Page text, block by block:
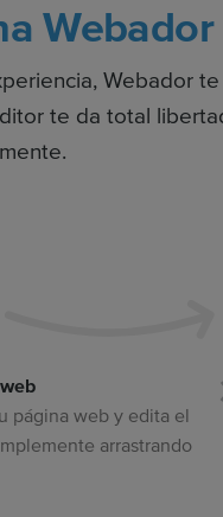
Webador
Webador
te da total
página web y edita el
arrastrando